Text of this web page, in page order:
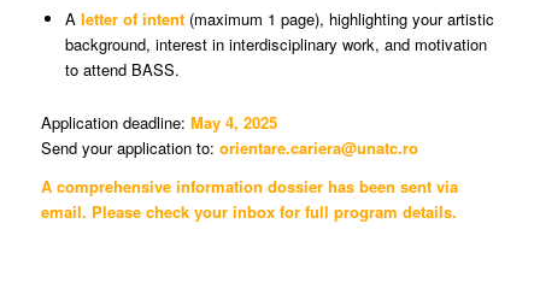
A letter of intent(maximum 1 page), highlighting your artistic
background, interest in interdisciplinary work, and motivation
to attend BASS.
Application deadline: May 4, 2025
Send your application to: orientare.cariera@unatc.ro
A comprehensive information dossier has been sent via
email. Please check your inbox for full program details.